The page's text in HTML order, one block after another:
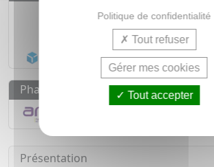
Médicaments d'origine
médicaments
Acheminement Chronopost
Pharmacovigilance
Présentation
Politique de confidentialité
Tout refuser
Gérer mes cookies
Tout accepter